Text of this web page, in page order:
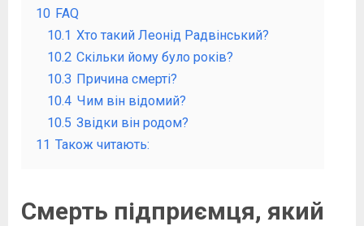
10 FAQ
10.1 Хто такий Леонід Радвінський?
10.2 Скільки йому було років?
10.3 Причина смерті?
10.4 Чим він відомий?
10.5 Звідки він родом?
11 Також читають:
Смерть підприємця, який